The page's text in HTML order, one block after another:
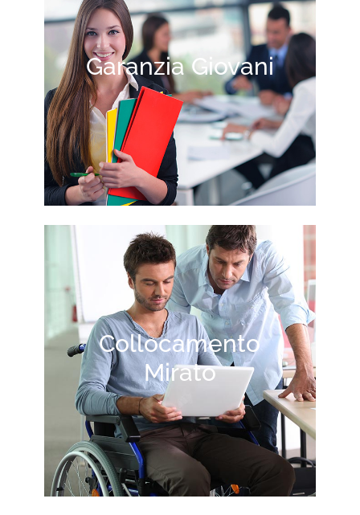
Garanzia Giovani
Collocamento
Mirato